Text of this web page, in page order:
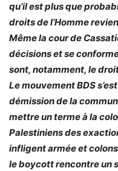
qu’il est plus que
droits de l’Homme
Même la cour de
décisions et se
sont, notamment, le
Le mouvement BDS
démission de la
mettre un terme à la
Palestiniens des
infligent armée et
le boycott rencontre un